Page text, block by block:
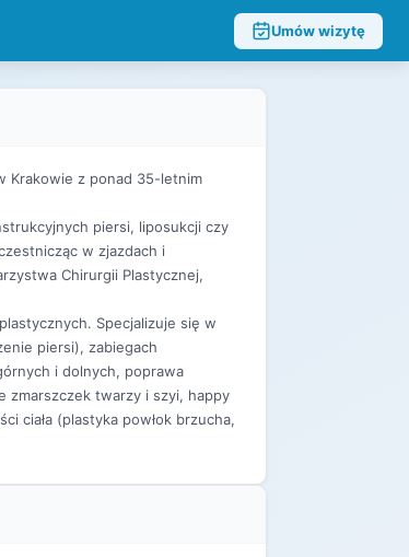
Umów wizytę
Krakowie z ponad 35-letnim
piersi, liposukcji czy
w zjazdach i
Chirurgii Plastycznej,
Specjalizuje się w
piersi), zabiegach
i dolnych, poprawa
zmarszczek twarzy i szyi, happy
ciała (plastyka powłok brzucha,